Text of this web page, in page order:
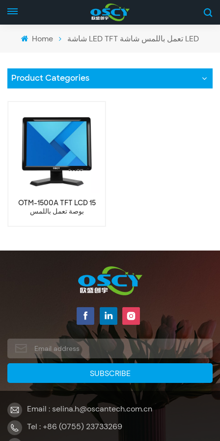
Home شاشة LED TFT تعمل باللمس شاشة LED
Product Categories
OTM-1500A TFT LCD 15
بوصة تعمل باللمس
Email : selina.h@oscantech.com.cn
Tel : +86 (0755) 23733269